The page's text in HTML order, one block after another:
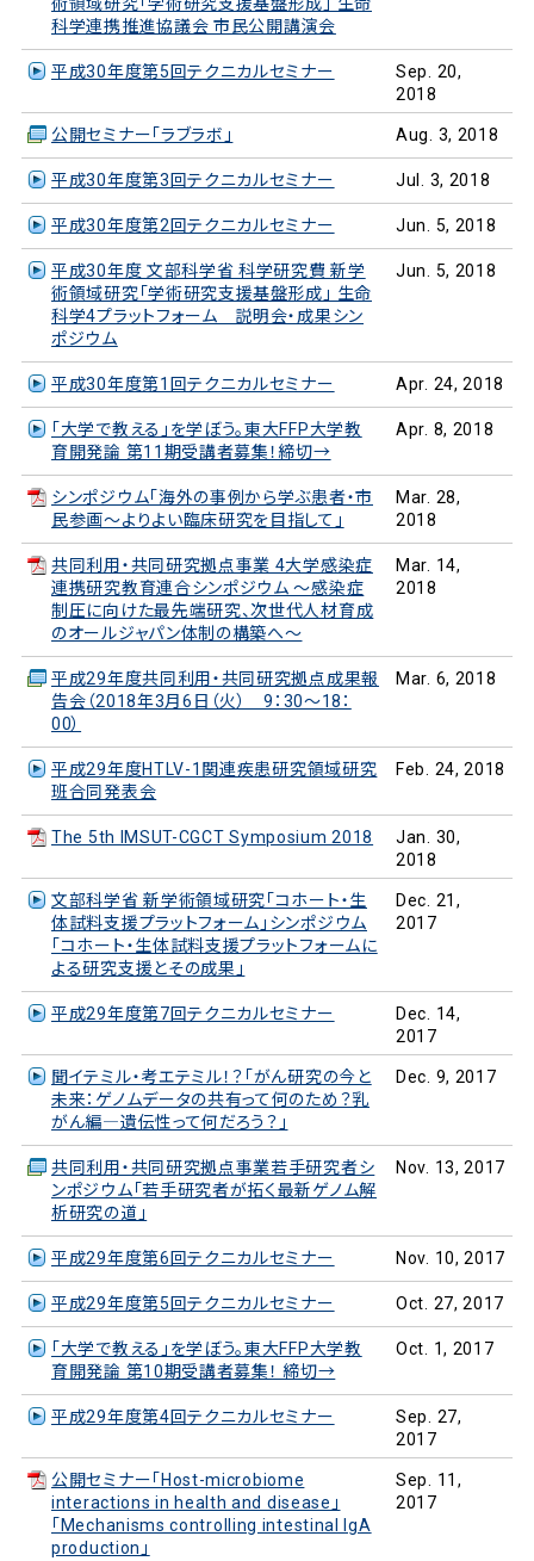
科学連携推進協議会 市民公開講演会
平成30年度第5回テクニカルセミナー
Sep. 20,
2018
公開セミナー「ラブラボ」 Aug. 3, 2018
平成30年度第3回テクニカルセミナー Jul. 3, 2018
平成30年度第2回テクニカルセミナー Jun. 5, 2018
平成30年度 文部科学省 科学研究費 新学
術領域研究「学術研究支援基盤形成」 生命
科学4プラットフォーム 説明会・成果シン
ポジウム
Jun. 5, 2018
平成30年度第1回テクニカルセミナー Apr. 24, 2018
「大学で教える」を学ぼう。東大FFP大学教
育開発論 第11期受講者募集！締切→
Apr. 8, 2018
シンポジウム「海外の事例から学ぶ患者・市
民参画～よりよい臨床研究を目指して」
Mar. 28,
2018
共同利用・共同研究拠点事業 4大学感染症
連携研究教育連合シンポジウム ～感染症
制圧に向けた最先端研究、次世代人材育成
のオールジャパン体制の構築へ～
Mar. 14,
2018
平成29年度共同利用・共同研究拠点成果報
告会（2018年3月6日（火） 9：30～18：
00）
Mar. 6, 2018
平成29年度HTLV-1関連疾患研究領域研究
班合同発表会
Feb. 24, 2018
The 5th IMSUT-CGCT Symposium 2018
Jan. 30,
2018
文部科学省 新学術領域研究「コホート・生
体試料支援プラットフォーム」シンポジウム
「コホート・生体試料支援プラットフォームに
よる研究支援とその成果」
Dec. 21,
2017
平成29年度第7回テクニカルセミナー
Dec. 14,
2017
聞イテミル・考エテミル！？「がん研究の今と
未来：ゲノムデータの共有って何のため？乳
がん編―遺伝性って何だろう？」
Dec. 9, 2017
共同利用・共同研究拠点事業若手研究者シ
ンポジウム「若手研究者が拓く最新ゲノム解
析研究の道」
Nov. 13, 2017
平成29年度第6回テクニカルセミナー Nov. 10, 2017
平成29年度第5回テクニカルセミナー Oct. 27, 2017
「大学で教える」を学ぼう。東大FFP大学教
育開発論 第10期受講者募集！ 締切→
Oct. 1, 2017
平成29年度第4回テクニカルセミナー
Sep. 27,
2017
公開セミナー「Host-microbiome
interactions in health and disease」
「Mechanisms controlling intestinal IgA
production」
Sep. 11,
2017